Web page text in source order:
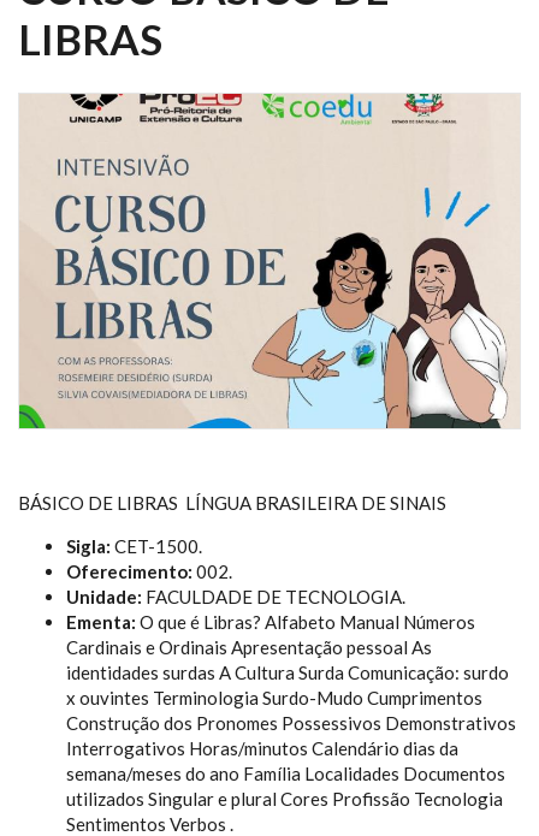
LIBRAS
BÁSICO DE LIBRAS  LÍNGUA BRASILEIRA DE SINAIS
Sigla: CET-1500.
Oferecimento: 002.
Unidade: FACULDADE DE TECNOLOGIA.
Ementa: O que é Libras? Alfabeto Manual Números
Cardinais e Ordinais Apresentação pessoal As
identidades surdas A Cultura Surda Comunicação: surdo
x ouvintes Terminologia Surdo-Mudo Cumprimentos
Construção dos Pronomes Possessivos Demonstrativos
Interrogativos Horas/minutos Calendário dias da
semana/meses do ano Família Localidades Documentos
utilizados Singular e plural Cores Profissão Tecnologia
Sentimentos Verbos .